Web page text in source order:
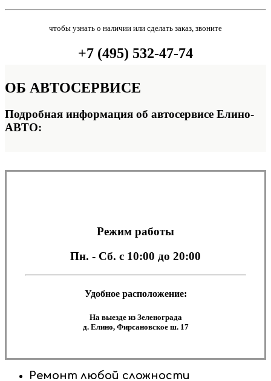
чтобы узнать о наличии или сделать заказ, звоните
+7 (495) 532-47-74
ОБ АВТОСЕРВИСЕ
Подробная информация об автосервисе Елино-
АВТО:
Режим работы
Пн. - Сб. с 10:00 до 20:00
Удобное расположение:
На выезде из Зеленограда
д. Елино, Фирсановское ш. 17
Ремонт любой сложности